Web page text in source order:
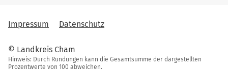
Impressum Datenschutz
© Landkreis Cham
Hinweis: Durch Rundungen kann die Gesamtsumme der dargestellten
Prozentwerte von 100 abweichen.